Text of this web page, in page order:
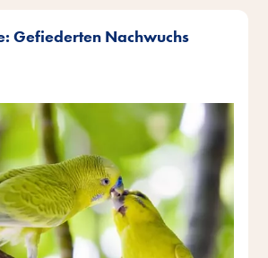
Gefiederten Nachwuchs